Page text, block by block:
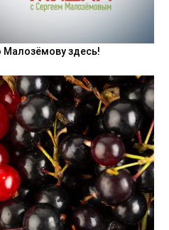
Малозёмову здесь!